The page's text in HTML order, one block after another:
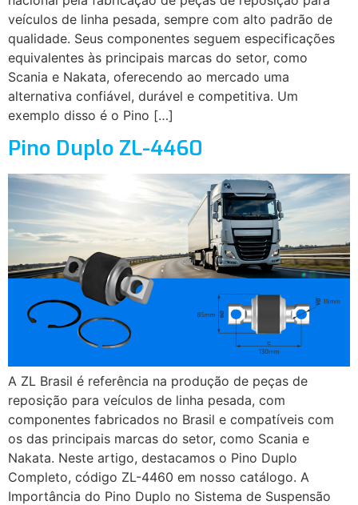
veículos de linha pesada, sempre com alto padrão de
qualidade. Seus componentes seguem especificações
equivalentes às principais marcas do setor, como
Scania e Nakata, oferecendo ao mercado uma
alternativa confiável, durável e competitiva. Um
exemplo disso é o Pino […]
Pino Duplo ZL-4460
A ZL Brasil é referência na produção de peças de
reposição para veículos de linha pesada, com
componentes fabricados no Brasil e compatíveis com
os das principais marcas do setor, como Scania e
Nakata. Neste artigo, destacamos o Pino Duplo
Completo, código ZL-4460 em nosso catálogo. A
Importância do Pino Duplo no Sistema de Suspensão